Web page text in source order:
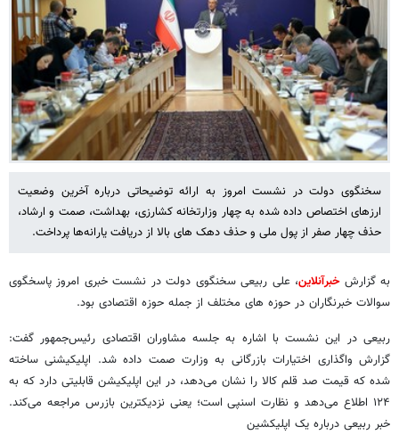
سخنگوی دولت در نشست امروز به ارائه توضیحاتی درباره آخرین وضعیت
ارزهای اختصاص داده شده به چهار وزارتخانه کشارزی، بهداشت، صمت و ارشاد،
حذف چهار صفر از پول ملی و حذف دهک های بالا از دریافت یارانه‌ها پرداخت.
به گزارشخبرآنلاین، علی ربیعی سخنگوی دولت در نشست خبری امروز پاسخگوی
سوالات خبرنگاران در حوزه های مختلف از جمله حوزه اقتصادی بود.
ربیعی در این نشست با اشاره به جلسه مشاوران اقتصادی رئیس‌جمهور گفت:
گزارش واگذاری اختیارات بازرگانی به وزارت صمت داده شد. اپلیکیشنی ساخته
شده که قیمت صد قلم کالا را نشان می‌دهد، در این اپلیکیشن قابلیتی دارد که به
۱۲۴ اطلاع می‌دهد و نظارت اسنپی است؛ یعنی نزدیکترین بازرس مراجعه می‌کند.
خبر ربیعی درباره یک اپلیکشین